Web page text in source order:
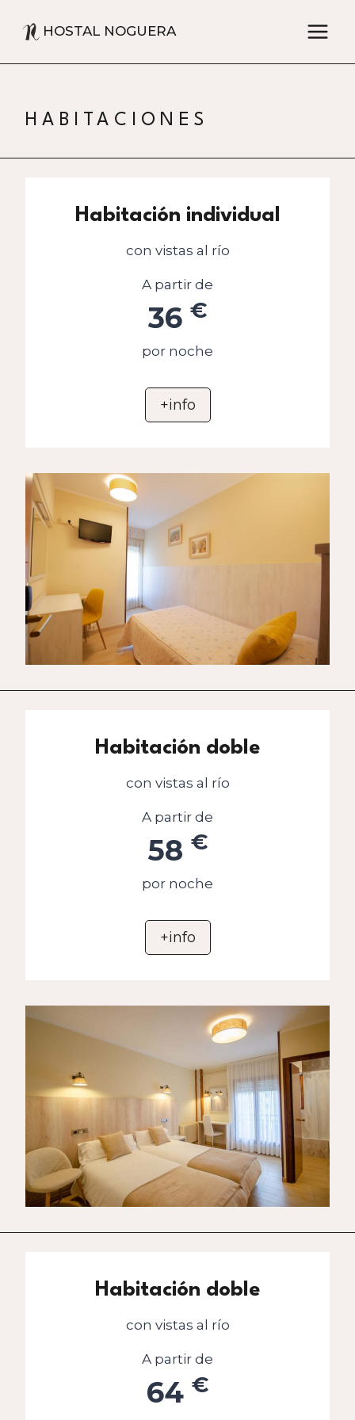
HOSTAL NOGUERA
HABITACIONES
Habitación individual
con vistas al río
A partir de
36 €
por noche
+info
Habitación doble
con vistas al río
A partir de
58 €
por noche
+info
Habitación doble
con vistas al río
A partir de
64 €